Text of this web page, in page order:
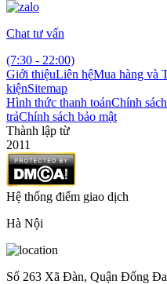
Chat tư vấn
(7:30 - 22:00)
Giới thiệuLiên hệMua hàng và
kiệnSitemap
Hình thức thanh toánChính
trảChính sách bảo mật
Thành lập từ
2011
Hệ thống điểm giao dịch
Hà Nội
Số 263 Xã Đàn, Quận Đống